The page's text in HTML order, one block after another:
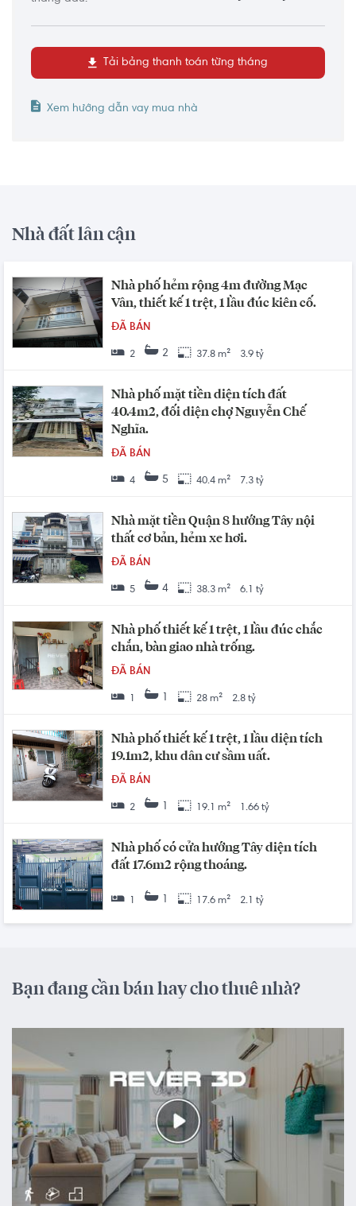
Tải bảng thanh toán từng tháng
Xem hướng dẫn vay mua nhà
Nhà đất lân cận
Nhà phố hẻm rộng 4m đường Mạc
Vân, thiết kế 1 trệt, 1 lầu đúc kiên cố.
ĐÃ BÁN
2 2 37.8 m² 3.9 tỷ
Nhà phố mặt tiền diện tích đất
40.4m2, đối diện chợ Nguyễn Chế
Nghĩa.
ĐÃ BÁN
4 5 40.4 m² 7.3 tỷ
Nhà mặt tiền Quận 8 hướng Tây nội
thất cơ bản, hẻm xe hơi.
ĐÃ BÁN
5 4 38.3 m² 6.1 tỷ
Nhà phố thiết kế 1 trệt, 1 lầu đúc chắc
chắn, bàn giao nhà trống.
ĐÃ BÁN
1 28 m² 2.8 tỷ
Nhà phố thiết kế 1 trệt, 1 lầu diện tích
19.1m2, khu dân cư sầm uất.
ĐÃ BÁN
2 1 19.1 m² 1.66 tỷ
Nhà phố có cửa hướng Tây diện tích
đất 17.6m2 rộng thoáng.
1 17.6 m² 2.1 tỷ
Bạn đang cần bán hay cho thuê nhà?